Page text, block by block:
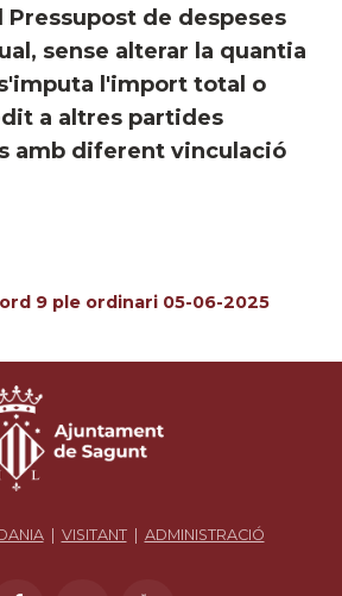
de despeses
sense alterar la quantia
l'import total o
a altres partides
amb diferent vinculació
9 ple ordinari 05-06-2025
| VISITANT| ADMINISTRACIÓ